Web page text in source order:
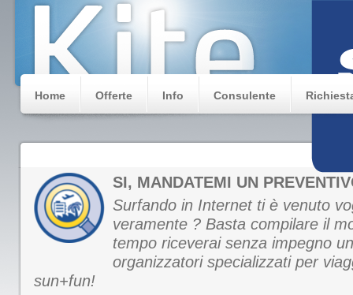
Home Offerte Info Consulente
SI, MANDATEMI UN
Surfando in Internet ti è venuto
veramente ? Basta compilare il
tempo riceverai senza impegno
organizzatori specializzati per
sun+fun!